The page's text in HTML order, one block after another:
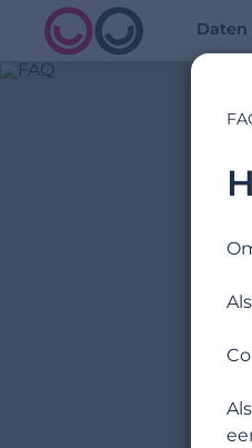
Daten